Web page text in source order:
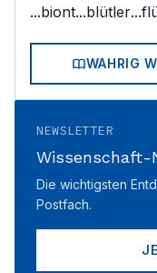
...biont...blütler
WAHRIG
NEWSLETTER
Wissenschaft-
Die wichtigsten
Postfach.